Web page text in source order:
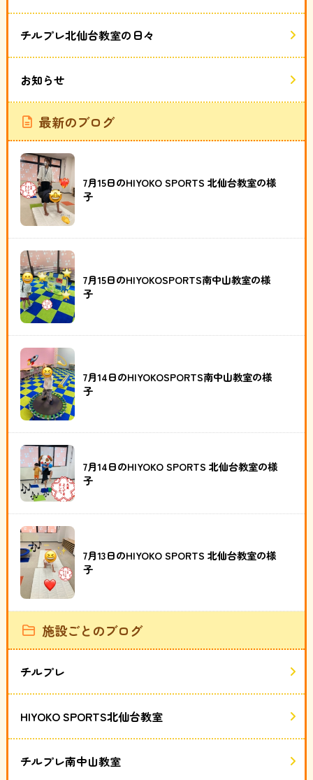
チルプレ北仙台教室の日々
お知らせ
最新のブログ
7月15日のHIYOKO SPORTS 北仙台教室の様
子
7月15日のHIYOKOSPORTS南中山教室の様
子
7月14日のHIYOKOSPORTS南中山教室の様
子
7月14日のHIYOKO SPORTS 北仙台教室の様
子
7月13日のHIYOKO SPORTS 北仙台教室の様
子
施設ごとのブログ
チルプレ
HIYOKO SPORTS北仙台教室
チルプレ南中山教室